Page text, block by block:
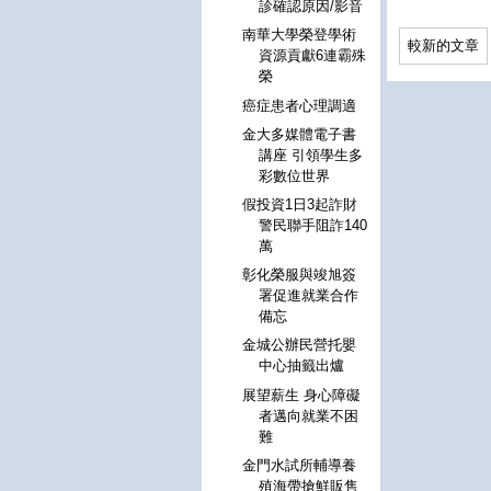
較新的文章
診確認原因/影音
南華大學榮登學術
資源貢獻6連霸殊
榮
癌症患者心理調適
金大多媒體電子書
講座 引領學生多
彩數位世界
假投資1日3起詐財
警民聯手阻詐140
萬
彰化榮服與竣旭簽
署促進就業合作
備忘
金城公辦民營托嬰
中心抽籤出爐
展望薪生 身心障礙
者邁向就業不困
難
金門水試所輔導養
殖海帶搶鮮販售